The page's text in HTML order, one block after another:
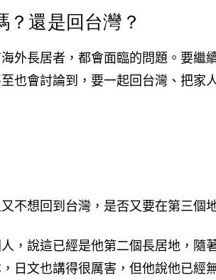
？還是回台灣？
外長居者，都會面臨的問題。要繼
也會討論到，要一起回台灣、把家
不想回到台灣，是否又要在第三個
，說這已經是他第二個長居地，隨
日文也講得很厲害，但他說他已經